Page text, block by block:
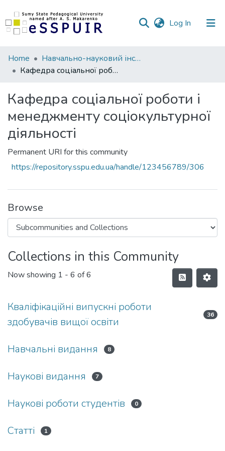
Log In (current)
Communities
&
All of DSpace
Statistics
Home
Навчально-науковий інститут педагогіки і психології
Кафедра соціальної роботи і менеджменту соціокультурної діяльності
Кафедра соціальної роботи і
менеджменту соціокультурної
діяльності
Permanent URI for this community
https://repository.sspu.edu.ua/handle/123456789/306
Browse
Collections in this Community
Now showing 1 - 6 of 6
Кваліфікаційні випускні роботи
здобувачів вищої освіти
36
Навчальні видання 8
Наукові видання 7
Наукові роботи студентів 0
Статті 1